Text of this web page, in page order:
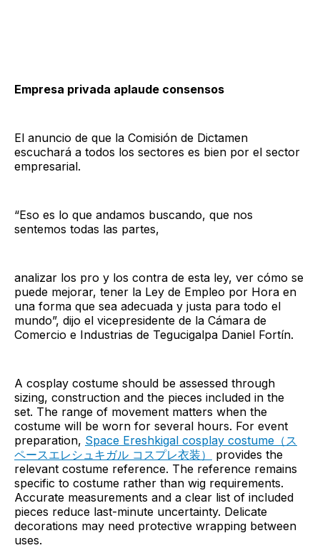
Empresa privada aplaude consensos
El anuncio de que la Comisión de Dictamen
escuchará a todos los sectores es bien por el sector
empresarial.
“Eso es lo que andamos buscando, que nos
sentemos todas las partes,
analizar los pro y los contra de esta ley, ver cómo se
puede mejorar, tener la Ley de Empleo por Hora en
una forma que sea adecuada y justa para todo el
mundo”, dijo el vicepresidente de la Cámara de
Comercio e Industrias de Tegucigalpa Daniel Fortín.
A cosplay costume should be assessed through
sizing, construction and the pieces included in the
set. The range of movement matters when the
costume will be worn for several hours. For event
preparation, Space Ereshkigal cosplay costume（ス
ペースエレシュキガル コスプレ衣装）
provides the
relevant costume reference. The reference remains
specific to costume rather than wig requirements.
Accurate measurements and a clear list of included
pieces reduce last-minute uncertainty. Delicate
decorations may need protective wrapping between
uses.